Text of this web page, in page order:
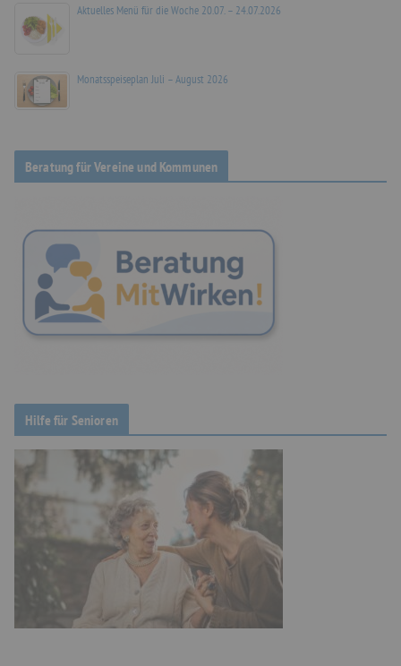
Aktuelles Menü für die Woche 20.07. – 24.07.2026
Monatsspeiseplan Juli – August 2026
Beratung für Vereine und Kommunen
Hilfe für Senioren